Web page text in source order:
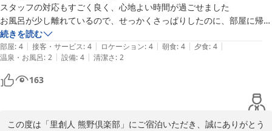
この度は、貴重なご感想をお聞かせいただき、誠にありがとうござ
いました。
またのご来館をスタッフ一同、心よりお待ち申し上げております。
里創人 熊野倶楽部
2026-07-30
スタッフの対応もすごく良く、心地よい時間が過ごせました
お風呂が少し離れているので、せっかくさっぱりしたのに、部屋に帰る
までに、汗だくになってしまいました
ベランダのお風呂は、最高に良かったです
あと一つ、トイレのドア下の方がホコリだらけでした　ちょっと残念で
した
続きを読む
部屋: 4 | 接客・サービス: 4 | ロケーション: 4 | 朝食: 4 | 夕食: 4 |
温泉・お風呂: 2 | 設備: 4 | 清潔さ: 2
163
この度は「里創人 熊野倶楽部」にご宿泊いただき、誠にありがとう